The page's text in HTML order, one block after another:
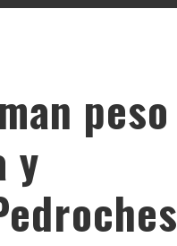
peso
y